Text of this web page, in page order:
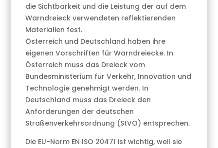
die Sichtbarkeit und die Leistung der auf dem
Warndreieck verwendeten reflektierenden
Materialien fest.
Österreich und Deutschland haben ihre
eigenen Vorschriften für Warndreiecke. In
Österreich muss das Dreieck vom
Bundesministerium für Verkehr, Innovation und
Technologie genehmigt werden. In
Deutschland muss das Dreieck den
Anforderungen der deutschen
Straßenverkehrsordnung (StVO) entsprechen.
Die EU-Norm EN ISO 20471 ist wichtig, weil sie